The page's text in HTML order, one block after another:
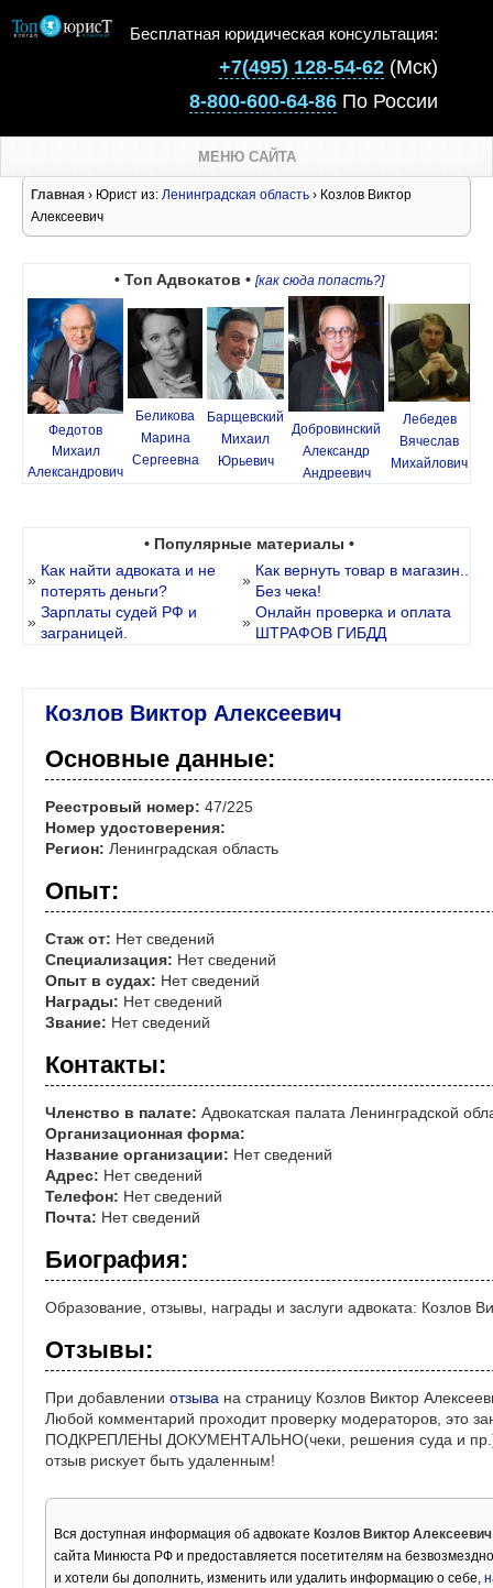
Бесплатная юридическая консультация:
+7(495) 128-54-62 (Мск)
8-800-600-64-86 По России
МЕНЮ САЙТА
Главная › Юрист из: Ленинградская область › Козлов Виктор
Алексеевич
• Топ Адвокатов • [как сюда попасть?]
Федотов
Михаил
Александрович
Беликова
Марина
Сергеевна
Барщевский
Михаил
Юрьевич
Добровинский
Александр
Андреевич
Лебедев
Вячеслав
Михайлович
• Популярные материалы •
»
Как найти адвоката и не
потерять деньги?
»
Как вернуть товар в магазин..
Без чека!
»
Зарплаты судей РФ и
заграницей.
»
Онлайн проверка и оплата
ШТРАФОВ ГИБДД
Козлов Виктор Алексеевич
Основные данные:
Реестровый номер: 47/225
Номер удостоверения:
Регион: Ленинградская область
Опыт:
Стаж от: Нет сведений
Специализация: Нет сведений
Опыт в судах: Нет сведений
Награды: Нет сведений
Звание: Нет сведений
Контакты:
Членство в палате: Адвокатская палата Ленинградской
Организационная форма:
Название организации: Нет сведений
Адрес: Нет сведений
Телефон: Нет сведений
Почта: Нет сведений
Биография:
Образование, отзывы, награды и заслуги адвоката: Козлов
Отзывы:
При добавлении отзыва на страницу Козлов Виктор
Любой комментарий проходит проверку модераторов, это
ПОДКРЕПЛЕНЫ ДОКУМЕНТАЛЬНО(чеки, решения суда и пр.)!
отзыв рискует быть удаленным!
Вся доступная информация об адвокате Козлов Виктор Алексеевич
сайта Минюста РФ и предоставляется посетителям на
и хотели бы дополнить, изменить или удалить информацию о себе,